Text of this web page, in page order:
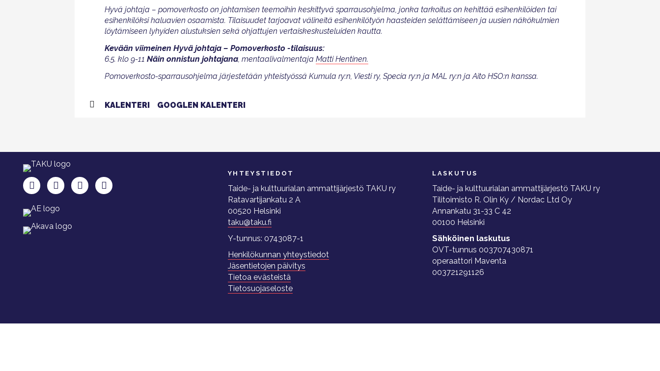
Hyvä johtaja – pomoverkosto on johtamisen teemoihin keskittyvä sparrausohjelma, jonka tarkoitus on kehittää esihenkilöiden tai
esihenkilöksi haluavien osaamista. Tilaisuudet tarjoavat välineitä esihenkilötyön haasteiden selättämiseen ja uusien näkökulmien
löytämiseen lyhyiden alustuksien sekä ohjattujen vertaiskeskusteluiden kautta.
Kevään viimeinen Hyvä johtaja – Pomoverkosto -tilaisuus:
6.5. klo 9-11 Näin onnistun johtajana, mentaalivalmentaja Matti Hentinen.
Pomoverkosto-sparrausohjelma järjestetään yhteistyössä Kumula ry:n, Viesti ry, Specia ry:n ja MAL ry:n ja Aito HSO:n kanssa.
KALENTERI GOOGLEN KALENTERI
TAKU Facebookissa
TAKU Twitterissä
TAKU Instagramissa
TAKU LinkedInissä
YHTEYSTIEDOT
Taide- ja kulttuurialan ammattijärjestö TAKU ry
Ratavartijankatu 2 A
00520 Helsinki
taku@taku.fi
Y-tunnus: 0743087-1
Henkilökunnan yhteystiedot
Jäsentietojen päivitys
Tietoa evästeistä
Tietosuojaseloste
LASKUTUS
Taide- ja kulttuurialan ammattijärjestö TAKU ry
Tilitoimisto R. Olin Ky / Nordac Ltd Oy
Annankatu 31-33 C 42
00100 Helsinki
Sähköinen laskutus
OVT-tunnus 003707430871
operaattori Maventa
003721291126